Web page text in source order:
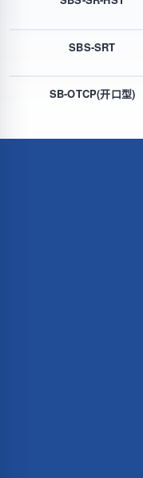
SBS-SRT
SB-OTCP(开口型)